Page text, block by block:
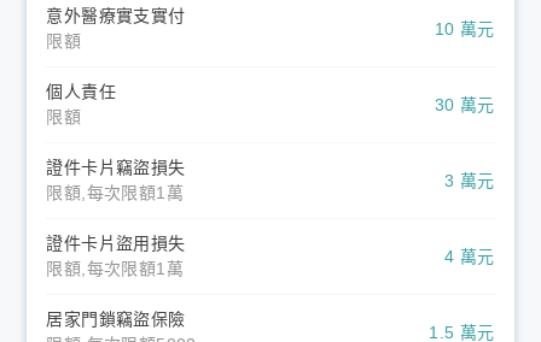
意外醫療實支實付
限額
10 萬元
個人責任
限額
30 萬元
證件卡片竊盜損失
限額,每次限額1萬
3 萬元
證件卡片盜用損失
限額,每次限額1萬
4 萬元
居家門鎖竊盜保險
1.5 萬元